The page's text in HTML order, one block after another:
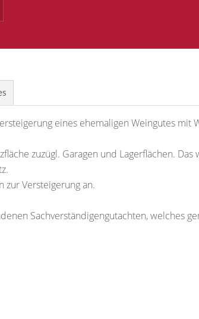
eines ehemaligen Weingutes mit
zuzügl. Garagen und Lagerflächen. Das
zur Versteigerung an.
Sachverständigengutachten, welches